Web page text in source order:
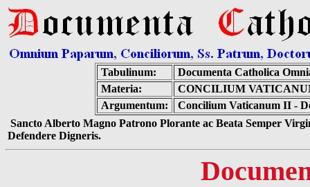
Tabulinum:
Documenta Catholica
Materia:
CONCILIUM
Argumentum:
Concilium Vaticanum II -
Sancto Alberto Magno Patrono Plorante ac Beata Semper
Defendere Digneris.